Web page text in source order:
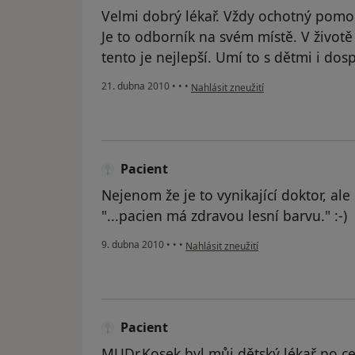
Velmi dobrý lékař. Vždy ochotný
Je to odborník na svém místě. V
tento je nejlepší. Umí to s dětmi i
21. dubna 2010 • • • podle názoru uživatele Pacient
Nahlásit zneužití
Pacient
Nejenom že je to vynikající doktor,
"...pacien má zdravou lesní barvu." :-)
9. dubna 2010 • • • podle názoru uživatele Pacient
Nahlásit zneužití
Pacient